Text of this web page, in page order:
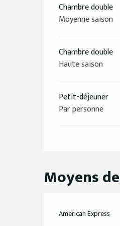
Chambre double
Moyenne saison
Chambre double
Haute saison
Petit-déjeuner
Par personne
Moyens
American Express